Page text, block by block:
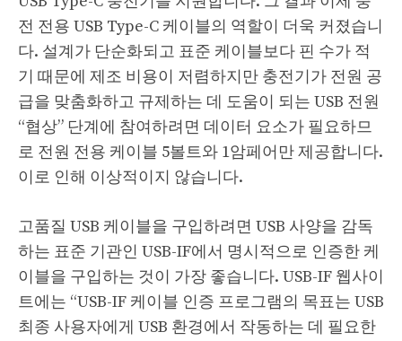
전 전용 USB Type-C 케이블의 역할이 더욱 커졌습니
다. 설계가 단순화되고 표준 케이블보다 핀 수가 적
기 때문에 제조 비용이 저렴하지만 충전기가 전원 공
급을 맞춤화하고 규제하는 데 도움이 되는 USB 전원
“협상” 단계에 참여하려면 데이터 요소가 필요하므
로 전원 전용 케이블 5볼트와 1암페어만 제공합니다.
이로 인해 이상적이지 않습니다.
고품질 USB 케이블을 구입하려면 USB 사양을 감독
하는 표준 기관인 USB-IF에서 명시적으로 인증한 케
이블을 구입하는 것이 가장 좋습니다. USB-IF 웹사이
트에는 “USB-IF 케이블 인증 프로그램의 목표는 USB
최종 사용자에게 USB 환경에서 작동하는 데 필요한